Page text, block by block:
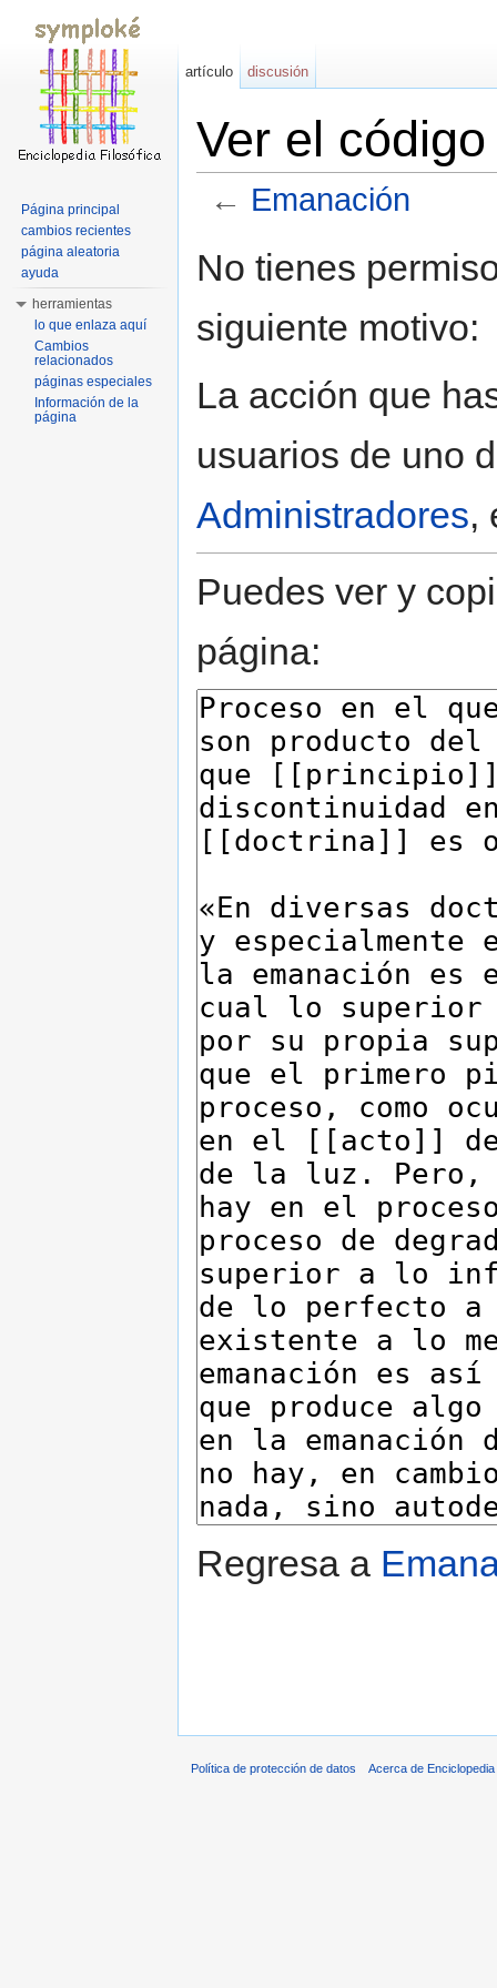
Ver el
← Emanación
No tienes
siguiente motivo:
La acción que
usuarios de uno
Administradores,
Puedes ver y
página:
Regresa a
artículo discusión
Página principal
cambios recientes
página aleatoria
ayuda
herramientas
lo que enlaza aquí
Cambios
relacionados
páginas especiales
Información de la
página
Política de protección de datos Acerca de